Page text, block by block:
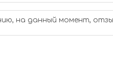
на данный момент,